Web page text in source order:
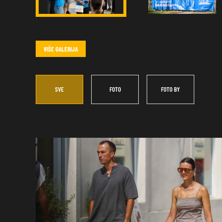
VIŠE GALERIJA
SVE FOTO FOTO BY